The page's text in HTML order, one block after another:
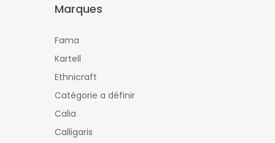
Marques
Fama
Kartell
Ethnicraft
Catégorie a définir
Calia
Calligaris